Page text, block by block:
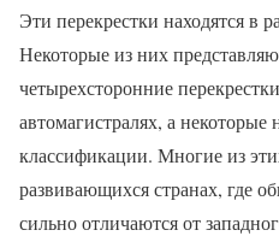
Эти перекрестки находятся в
Некоторые из них
четырехсторонние
автомагистралях, а некоторые
классификации. Многие из
развивающихся странах, где
сильно отличаются от